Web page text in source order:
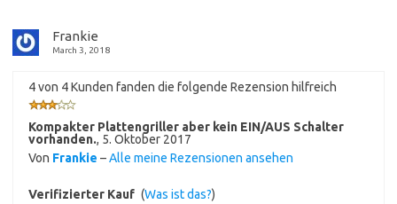
Frankie
March 3, 2018
4 von 4 Kunden fanden die folgende Rezension hilfreich
Kompakter Plattengriller aber kein EIN/AUS Schalter
vorhanden., 5. Oktober 2017
Von Frankie –Alle meine Rezensionen ansehen
Verifizierter Kauf (Was ist das?)